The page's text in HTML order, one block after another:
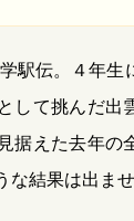
駅伝。４年生
して挑んだ出
据えた去年の
結果は出ませ